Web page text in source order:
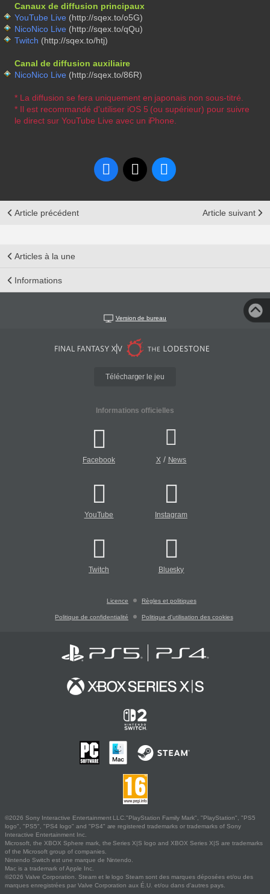
Canaux de diffusion principaux
YouTube Live(http://sqex.to/o5G)
NicoNico Live(http://sqex.to/qQu)
Twitch (http://sqex.to/htj)
Canal de diffusion auxiliaire
NicoNico Live(http://sqex.to/86R)
* La diffusion se fera uniquement en japonais non sous-titré.
* Il est recommandé d'utiliser iOS 5 (ou supérieur) pour suivre
le direct sur YouTube Live avec un iPhone.
Article précédent Article suivant
Articles à la une
Informations
Version de bureau
Télécharger le jeu
Informations officielles
Facebook X/ News
YouTube Instagram
Twitch Bluesky
Licence Règles et politiques
Politique de confidentialité Politique d'utilisation des cookies
©2026 Sony Interactive Entertainment LLC."PlayStation Family Mark", "PlayStation", "PS5
logo", "PS5", "PS4 logo" and "PS4" are registered trademarks or trademarks of Sony
Interactive Entertainment Inc.
Microsoft, the XBOX Sphere mark, the Series X|S logo and XBOX Series X|S are trademarks
of the Microsoft group of companies.
Nintendo Switch est une marque de Nintendo.
Mac is a trademark of Apple Inc.
©2026 Valve Corporation. Steam et le logo Steam sont des marques déposées et/ou des
marques enregistrées par Valve Corporation aux É.U. et/ou dans d'autres pays.